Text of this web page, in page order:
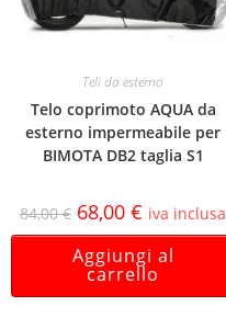
Teli da esterno
Telo coprimoto AQUA da
esterno impermeabile per
BIMOTA DB2 taglia S1
84,00€ 68,00 € iva inclusa
Aggiungi al
carrello